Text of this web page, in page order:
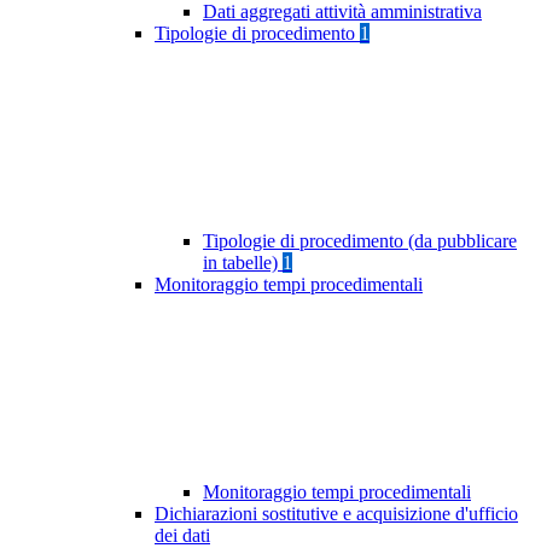
Dati aggregati attività amministrativa
Tipologie di procedimento 1
Tipologie di procedimento (da pubblicare
in tabelle) 1
Monitoraggio tempi procedimentali
Monitoraggio tempi procedimentali
Dichiarazioni sostitutive e acquisizione d'ufficio
dei dati